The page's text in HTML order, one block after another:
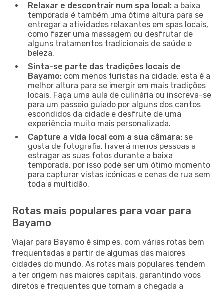
Relaxar e descontrair num spa local: a baixa
temporada é também uma ótima altura para se
entregar a atividades relaxantes em spas locais,
como fazer uma massagem ou desfrutar de
alguns tratamentos tradicionais de saúde e
beleza.
Sinta-se parte das tradições locais de
Bayamo: com menos turistas na cidade, esta é a
melhor altura para se imergir em mais tradições
locais. Faça uma aula de culinária ou inscreva-se
para um passeio guiado por alguns dos cantos
escondidos da cidade e desfrute de uma
experiência muito mais personalizada.
Capture a vida local com a sua câmara: se
gosta de fotografia, haverá menos pessoas a
estragar as suas fotos durante a baixa
temporada, por isso pode ser um ótimo momento
para capturar vistas icónicas e cenas de rua sem
toda a multidão.
Rotas mais populares para voar para
Bayamo
Viajar para Bayamo é simples, com várias rotas bem
frequentadas a partir de algumas das maiores
cidades do mundo. As rotas mais populares tendem
a ter origem nas maiores capitais, garantindo voos
diretos e frequentes que tornam a chegada a